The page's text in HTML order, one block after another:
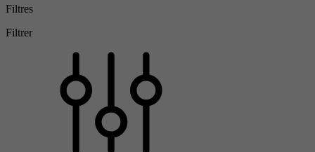
Filtres
Filtrer